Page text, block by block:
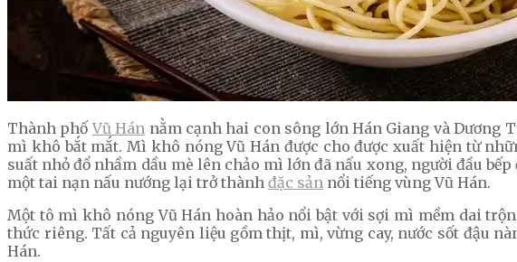
Thành phốVũ Hán nằm cạnh hai con sông lớn Hán Giang và Dương
mì khô bắt mắt. Mì khô nóng Vũ Hán được cho được xuất hiện từ
suất nhỏ đổ nhầm dầu mè lên chảo mì lớn đã nấu xong, người đầu
một tai nạn nấu nướng lại trở thành đặc sản nổi tiếng vùng Vũ Hán.
Một tô mì khô nóng Vũ Hán hoàn hảo nổi bật với sợi mì mềm dai
thức riêng. Tất cả nguyên liệu gồm thịt, mì, vừng cay, nước sốt đậu
Hán.